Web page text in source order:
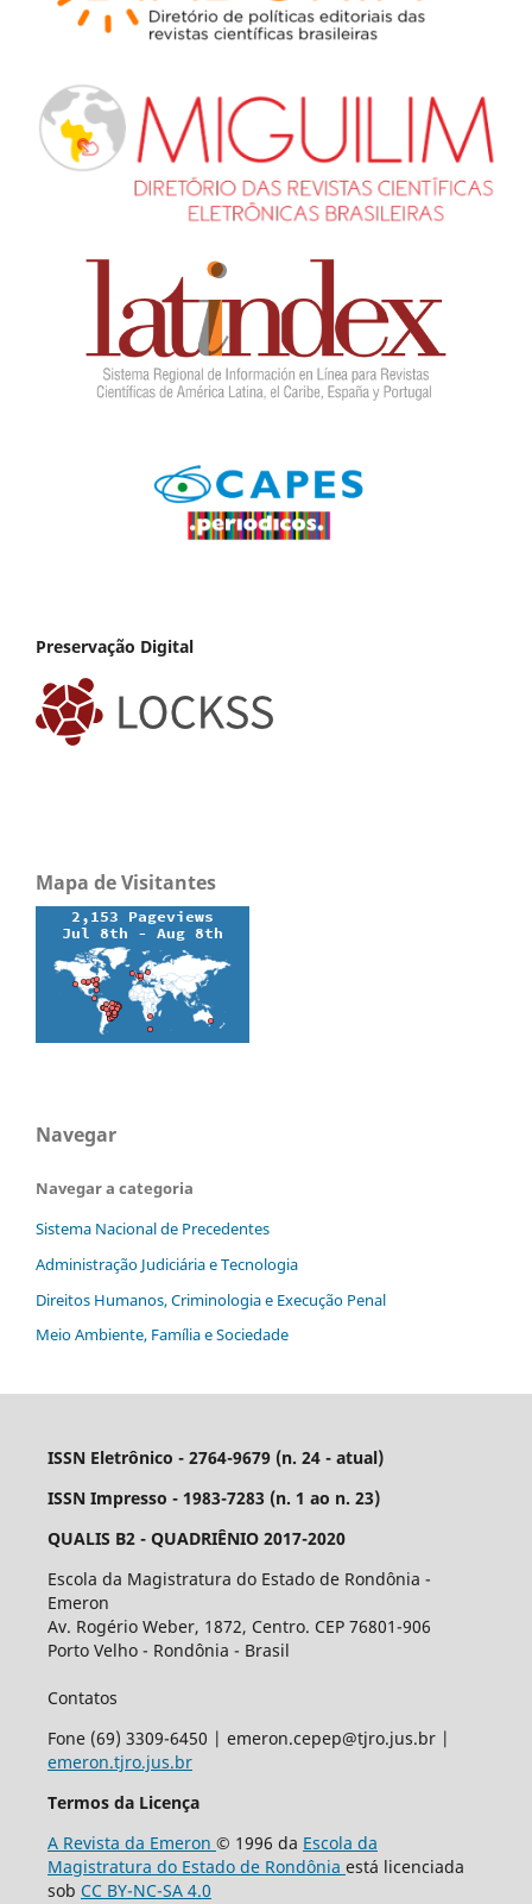
Preservação Digital
Mapa de Visitantes
Navegar
Navegar a categoria
Sistema Nacional de Precedentes
Administração Judiciária e Tecnologia
Direitos Humanos, Criminologia e Execução Penal
Meio Ambiente, Família e Sociedade
ISSN Eletrônico - 2764-9679 (n. 24 - atual)
ISSN Impresso - 1983-7283 (n. 1 ao n. 23)
QUALIS B2 - QUADRIÊNIO 2017-2020
Escola da Magistratura do Estado de Rondônia -
Emeron
Av. Rogério Weber, 1872, Centro. CEP 76801-906
Porto Velho - Rondônia - Brasil
Contatos
Fone (69) 3309-6450 | emeron.cepep@tjro.jus.br |
emeron.tjro.jus.br
Termos da Licença
A Revista da Emeron © 1996 da Escola da
Magistratura do Estado de Rondônia está licenciada
sob CC BY-NC-SA 4.0